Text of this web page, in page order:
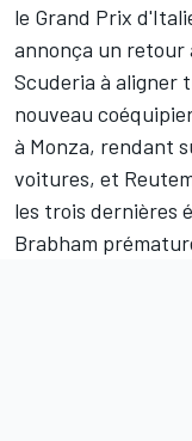
le Grand Prix
annonça un retour
Scuderia à aligner
nouveau
à Monza, rendant
voitures, et
les trois dernières
Brabham